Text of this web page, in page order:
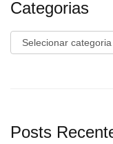
Categorias
Categorias
Posts